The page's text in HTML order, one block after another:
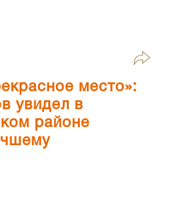
место»:
увидел в
районе